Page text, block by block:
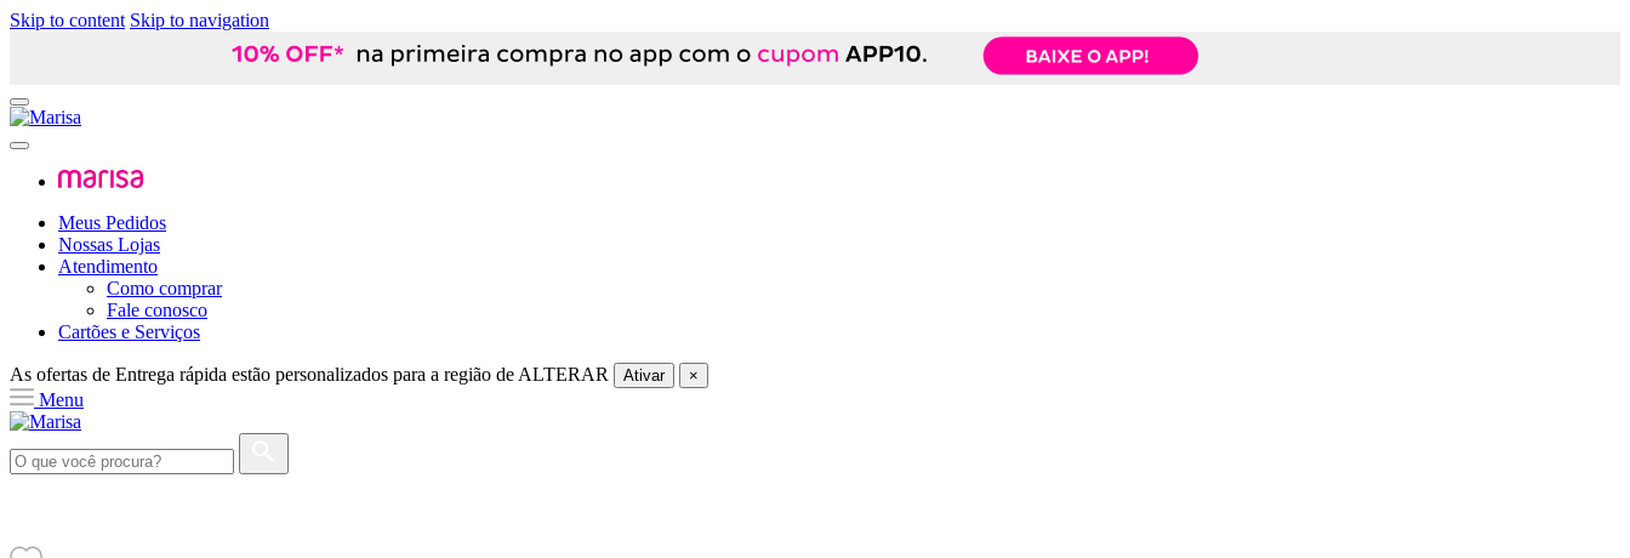
Skip to content Skip to navigation
Meus Pedidos
Nossas Lojas
Atendimento
Como comprar
Fale conosco
Cartões e Serviços
As ofertas de Entrega rápida estão personalizados para a região de ALTERAR Ativar ×
Menu